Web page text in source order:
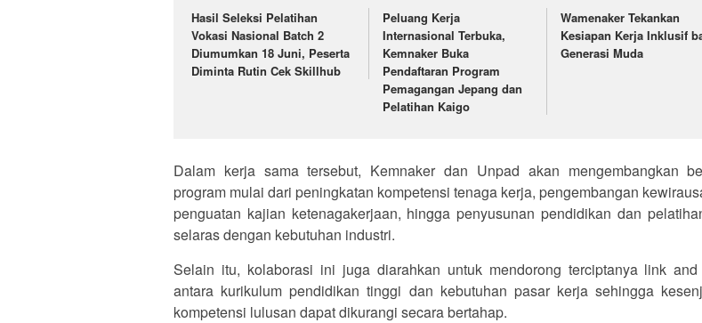
Hasil Seleksi Pelatihan
Vokasi Nasional Batch 2
Diumumkan 18 Juni, Peserta
Diminta Rutin Cek Skillhub
Peluang Kerja
Internasional Terbuka,
Kemnaker Buka
Pendaftaran Program
Pemagangan Jepang dan
Pelatihan Kaigo
Wamenaker Tekankan
Kesiapan Kerja Inklusif
Generasi Muda
Dalam kerja sama tersebut, Kemnaker dan Unpad akan mengembangkan
program mulai dari peningkatan kompetensi tenaga kerja, pengembangan
penguatan kajian ketenagakerjaan, hingga penyusunan pendidikan dan
selaras dengan kebutuhan industri.
Selain itu, kolaborasi ini juga diarahkan untuk mendorong terciptanya link and
antara kurikulum pendidikan tinggi dan kebutuhan pasar kerja sehingga
kompetensi lulusan dapat dikurangi secara bertahap.